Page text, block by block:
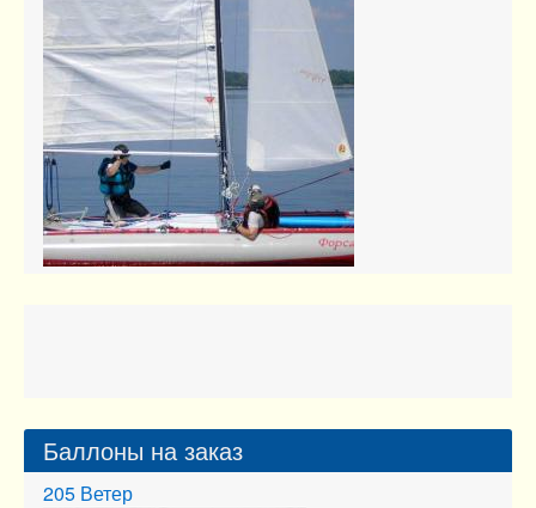
13.00кв.м.
Баллоны на заказ
205 Ветер